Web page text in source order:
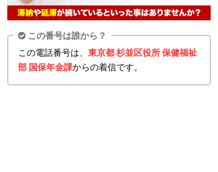
この番号は誰から？
この電話番号は、 東京都 杉並区役所 保健福祉
部 国保年金課からの着信です。